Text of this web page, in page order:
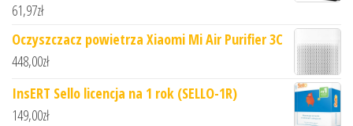
61,97zł
Oczyszczacz powietrza Xiaomi Mi Air Purifier 3C
448,00zł
InsERT Sello licencja na 1 rok (SELLO-1R)
149,00zł